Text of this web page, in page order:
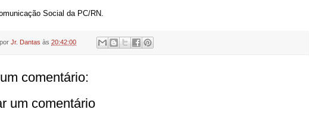
Social da PC/RN.
Jr. Dantas às 20:42:00
comentário:
um comentário